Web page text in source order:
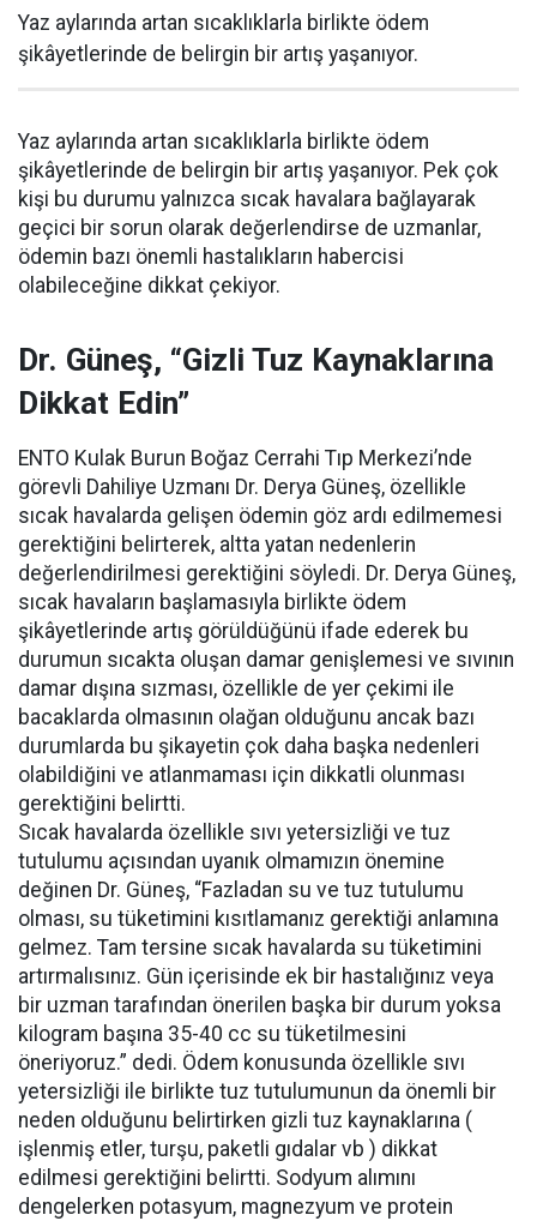
Yaz aylarında artan sıcaklıklarla birlikte ödem
şikâyetlerinde de belirgin bir artış yaşanıyor.
Yaz aylarında artan sıcaklıklarla birlikte ödem
şikâyetlerinde de belirgin bir artış yaşanıyor. Pek çok
kişi bu durumu yalnızca sıcak havalara bağlayarak
geçici bir sorun olarak değerlendirse de uzmanlar,
ödemin bazı önemli hastalıkların habercisi
olabileceğine dikkat çekiyor.
Dr. Güneş, “Gizli Tuz Kaynaklarına
Dikkat Edin”
ENTO Kulak Burun Boğaz Cerrahi Tıp Merkezi’nde
görevli Dahiliye Uzmanı Dr. Derya Güneş, özellikle
sıcak havalarda gelişen ödemin göz ardı edilmemesi
gerektiğini belirterek, altta yatan nedenlerin
değerlendirilmesi gerektiğini söyledi. Dr. Derya Güneş,
sıcak havaların başlamasıyla birlikte ödem
şikâyetlerinde artış görüldüğünü ifade ederek bu
durumun sıcakta oluşan damar genişlemesi ve sıvının
damar dışına sızması, özellikle de yer çekimi ile
bacaklarda olmasının olağan olduğunu ancak bazı
durumlarda bu şikayetin çok daha başka nedenleri
olabildiğini ve atlanmaması için dikkatli olunması
gerektiğini belirtti.
Sıcak havalarda özellikle sıvı yetersizliği ve tuz
tutulumu açısından uyanık olmamızın önemine
değinen Dr. Güneş, “Fazladan su ve tuz tutulumu
olması, su tüketimini kısıtlamanız gerektiği anlamına
gelmez. Tam tersine sıcak havalarda su tüketimini
artırmalısınız. Gün içerisinde ek bir hastalığınız veya
bir uzman tarafından önerilen başka bir durum yoksa
kilogram başına 35-40 cc su tüketilmesini
öneriyoruz.” dedi. Ödem konusunda özellikle sıvı
yetersizliği ile birlikte tuz tutulumunun da önemli bir
neden olduğunu belirtirken gizli tuz kaynaklarına (
işlenmiş etler, turşu, paketli gıdalar vb ) dikkat
edilmesi gerektiğini belirtti. Sodyum alımını
dengelerken potasyum, magnezyum ve protein